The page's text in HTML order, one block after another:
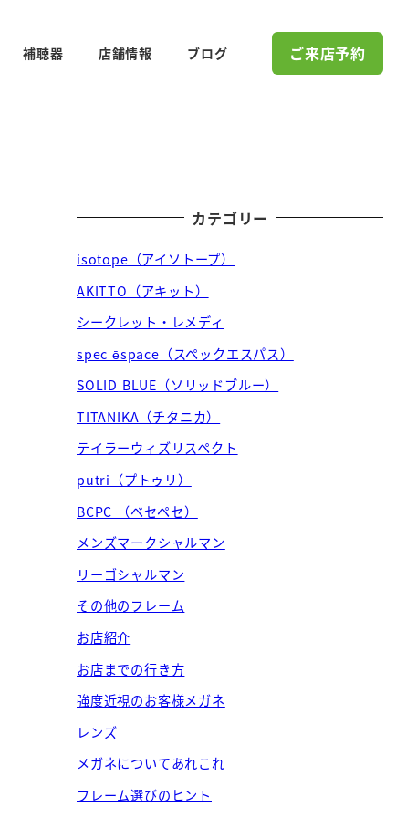
補聴器 店舗情報 ブログ ご来店予約
カテゴリー
isotope（アイソトープ）
AKITTO（アキット）
シークレット・レメディ
spec ēspace（スペックエスパス）
SOLID BLUE（ソリッドブルー）
TITANIKA（チタニカ）
テイラーウィズリスペクト
putri（プトゥリ）
BCPC （ベセペセ）
メンズマークシャルマン
リーゴシャルマン
その他のフレーム
お店紹介
お店までの行き方
強度近視のお客様メガネ
レンズ
メガネについてあれこれ
フレーム選びのヒント